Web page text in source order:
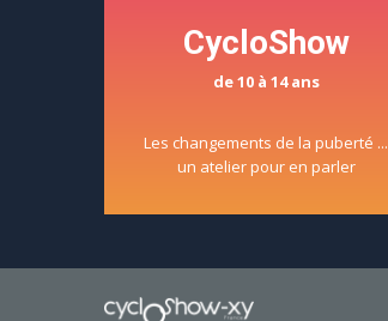
CycloShow
de 10 à 14 ans
Les changements de la puberté ...
un atelier pour en parler